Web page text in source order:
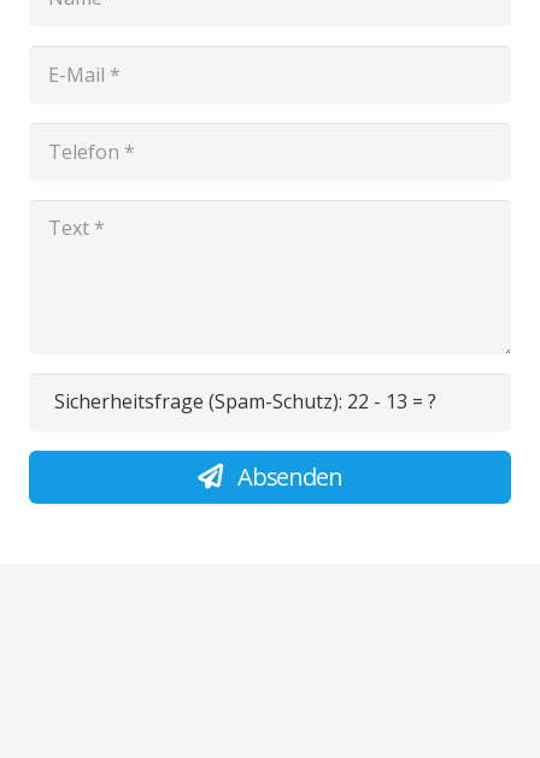
Sicherheitsfrage (Spam-Schutz): 22 - 13 = ?
Absenden